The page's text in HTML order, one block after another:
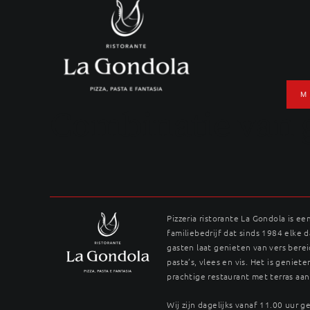
Combinatie
Pizzeria ristorante La Gondola is
familiebedrijf dat sinds 1984 elke
gasten laat genieten van vers
pasta’s, vlees en vis. Het is
prachtige restaurant met terras
Wij zijn dagelijks vanaf 11.00 uur